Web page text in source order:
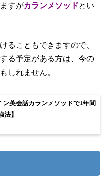
すがカランメソッドとい
ることもできますので、
る予定がある方は、今の
しれません。
ン英会話カランメソッドで1年間
法】